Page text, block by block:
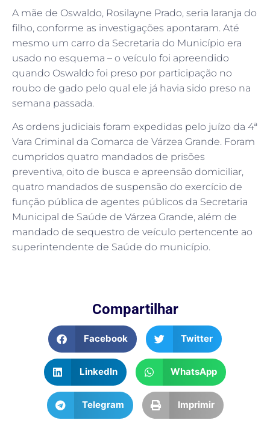
A mãe de Oswaldo, Rosilayne Prado, seria laranja do
filho, conforme as investigações apontaram. Até
mesmo um carro da Secretaria do Município era
usado no esquema – o veículo foi apreendido
quando Oswaldo foi preso por participação no
roubo de gado pelo qual ele já havia sido preso na
semana passada.
As ordens judiciais foram expedidas pelo juízo da 4ª
Vara Criminal da Comarca de Várzea Grande. Foram
cumpridos quatro mandados de prisões
preventiva, oito de busca e apreensão domiciliar,
quatro mandados de suspensão do exercício de
função pública de agentes públicos da Secretaria
Municipal de Saúde de Várzea Grande, além de
mandado de sequestro de veículo pertencente ao
superintendente de Saúde do município.
Compartilhar
Facebook Twitter
LinkedIn WhatsApp
Telegram Imprimir